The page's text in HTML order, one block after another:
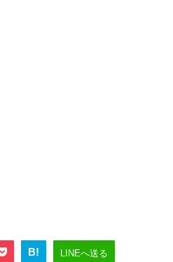
B! LINEへ送る